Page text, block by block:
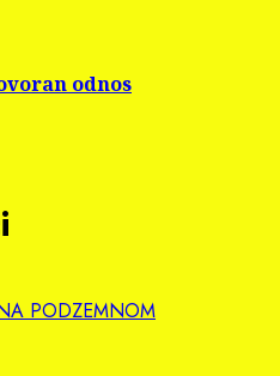
odnos
PODZEMNOM